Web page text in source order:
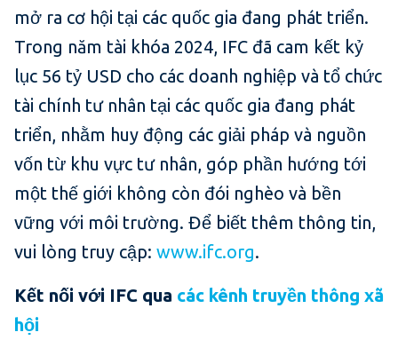
mở ra cơ hội tại các quốc gia đang phát triển.
Trong năm tài khóa 2024, IFC đã cam kết kỷ
lục 56 tỷ USD cho các doanh nghiệp và tổ chức
tài chính tư nhân tại các quốc gia đang phát
triển, nhằm huy động các giải pháp và nguồn
vốn từ khu vực tư nhân, góp phần hướng tới
một thế giới không còn đói nghèo và bền
vững với môi trường. Để biết thêm thông tin,
vui lòng truy cập: www.ifc.org.
Kết nối với IFC qua các kênh truyền thông xã
hội